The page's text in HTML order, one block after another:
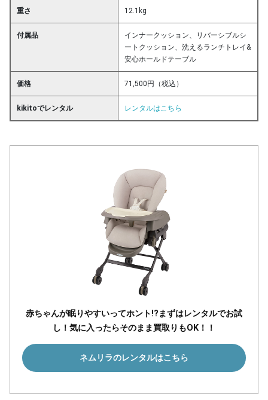
重さ 12.1kg
付属品
インナークッション、リバーシブルシ
ートクッション、洗えるランチトレイ&
安心ホールドテーブル
価格 71,500円（税込）
kikitoでレンタル レンタルはこちら
赤ちゃんが眠りやすいってホント!?まずはレンタルでお試
し！気に入ったらそのまま買取りもOK！！
ネムリラのレンタルはこちら